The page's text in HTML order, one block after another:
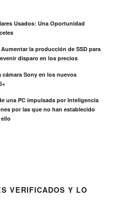
Usados: Una Oportunidad
la producción de SSD para
disparo en los precios
Sony en los nuevos
una PC impulsada por Inteligencia
por las que no han establecido
VERIFICADOS Y LO